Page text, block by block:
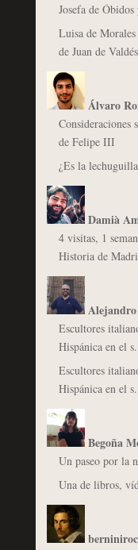
Josefa de
Luisa de
de Juan de
Álvaro
Consideraciones
de Felipe III
¿Es la
Damià
4 visitas, 1
Historia de
Alejandro
Escultores
Hispánica en el
Escultores
Hispánica en el
Begoña
Un paseo por la
Una de libros,